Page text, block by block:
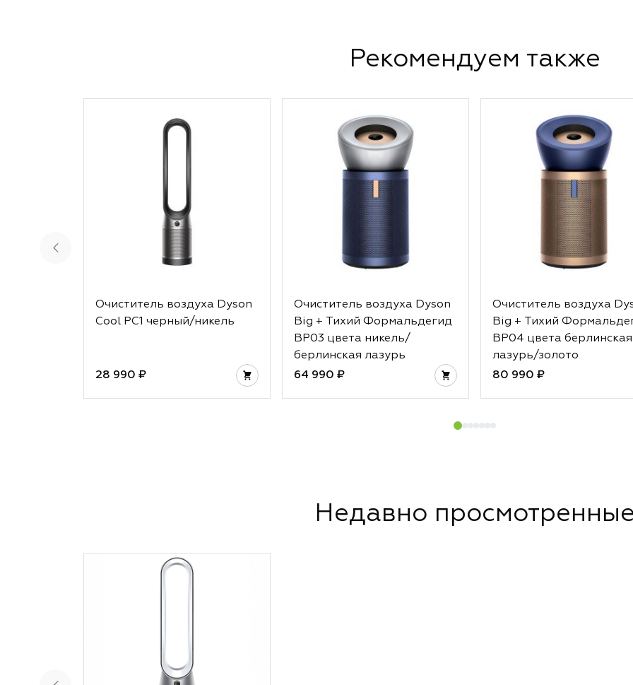
Рекомендуем также
Очиститель воздуха Dyson
Cool PC1 черный/никель
28 990 ₽
Очиститель воздуха Dyson
Big + Тихий Формальдегид
BP03 цвета никель/
берлинская лазурь
64 990 ₽
Очиститель воздуха
Big + Тихий
BP04 цвета берлинская
лазурь/золото
80 990 ₽
Недавно просмотренные